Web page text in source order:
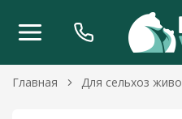
Главная Для сельхоз